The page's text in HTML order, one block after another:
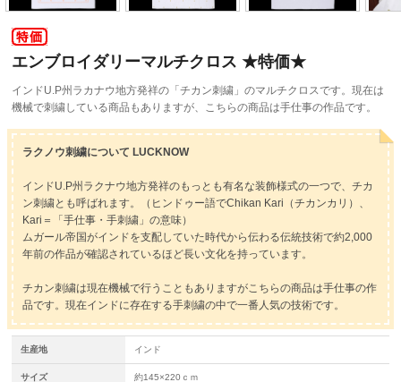
エンブロイダリーマルチクロス ★特価★
インドU.P州ラカナウ地方発祥の「チカン刺繍」のマルチクロスです。現在は
機械で刺繍している商品もありますが、こちらの商品は手仕事の作品です。
ラクノウ刺繍について LUCKNOW
インドU.P州ラクナウ地方発祥のもっとも有名な装飾様式の一つで、チカ
ン刺繍とも呼ばれます。（ヒンドゥー語でChikan Kari（チカンカリ）、
Kari＝「手仕事・手刺繍」の意味）
ムガール帝国がインドを支配していた時代から伝わる伝統技術で約2,000
年前の作品が確認されているほど長い文化を持っています。
チカン刺繍は現在機械で行うこともありますがこちらの商品は手仕事の作
品です。現在インドに存在する手刺繍の中で一番人気の技術です。
生産地 インド
サイズ 約145×220ｃｍ